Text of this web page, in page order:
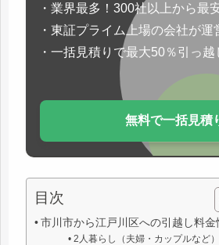
・業界最多！300社以上から最
・東証プライム上場の会社が
・一括見積りで最大50％引っ
無料で一括見積
目次
市川市から江戸川区への引越し料金
2人暮らし（夫婦・カップルなど）